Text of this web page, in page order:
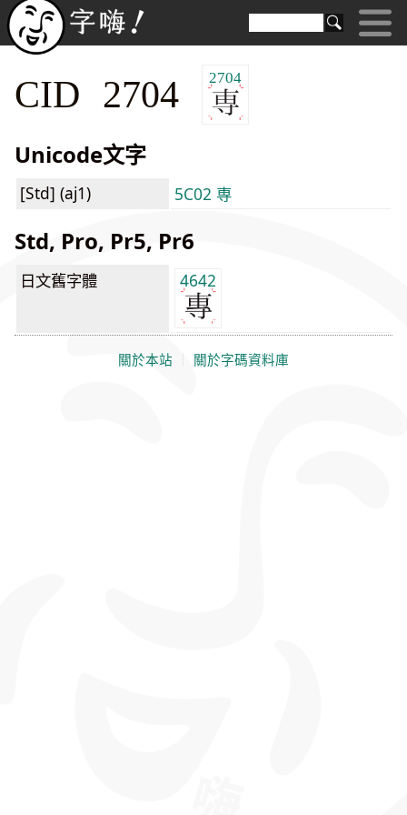
CID 2704 2704
Unicode文字
[Std] (aj1) 5C02 専
Std, Pro, Pr5, Pr6
日文舊字體 4642
關於本站 關於字碼資料庫